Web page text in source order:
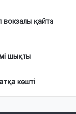
вокзалы қайта
шықты
көшті